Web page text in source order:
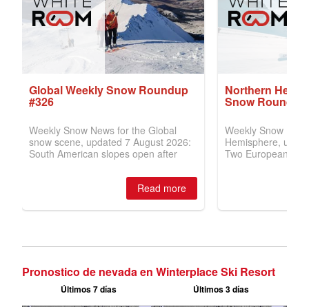
Pronostico de nevada en Winterplace Ski Resort
Últimos 7 días Últimos 3 días